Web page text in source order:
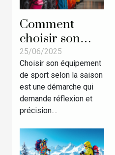
Comment
choisir son
équipement de
sport selon la
saison ?
25/06/2025
Choisir son équipement
de sport selon la saison
est une démarche qui
demande réflexion et
précision....